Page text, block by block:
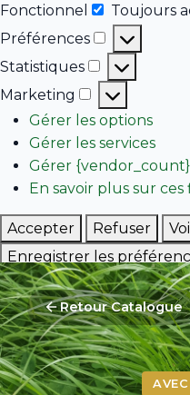
Fonctionnel
Fonctionnel
Toujours
Préférences
Préférences
Statistiques
Statistiques
Marketing
Marketing
Gérer les options
Gérer les services
Gérer
En savoir plus sur ces
Accepter Refuser
Enregistrer les
Politique de cookies
Retour Catalogue